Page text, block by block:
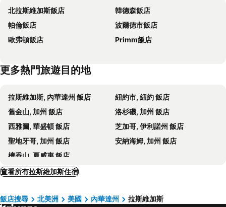
Motel 6 Las Vegas, NV - Strip
AC Hotels by Marriott Las Vegas Symphony Park
Palace Station Hotel and Casino
Motel 6 Las Vegas, NV - Boulder Hwy
El Cortez Hotel and Casino
Ellis Island Hotel Casino & Brewery
Plaza & Casino
Holiday Inn Express & Suites Henderson By Ihg
Downtown Grand Hotel & Casino
Ahern Hotel and Event Center
The Westin Las Vegas Hotel & Spa
Suites at Elara Las Vegas Center Strip-No Resort Fees
TownePlace Suites by Marriott Las Vegas Stadium District
Goroomgo Blue Moon Bhimtal
The Vanderpump Las Vegas Hotel & Casino - A Caesars Rewards Destination
Best Western Plus Casino Royale - Center Strip
Fremont Hotel & Casino
MainStay Suites Las Vegas Convention Center
SpringHill Suites by Marriott Las Vegas Convention Center
Buca di Beppo - Excalibur
Mandalay Bay Theater
弗銳曼街大體驗
Golden Gate Casino
Fremont Country Club
Lied Discovery Children's Museum
Clark County Government Center
Eiffel Tower
COSMOPROF NORTH AMERICA
MINEXPO INTERNATIONAL
北拉斯維加斯飯店
韓德森飯店
帕倫飯店
波爾德市飯店
歐弗頓飯店
Primm飯店
更多熱門旅遊目的地
拉斯維加斯, 內華達州 飯店
紐約市, 紐約 飯店
舊金山, 加州 飯店
洛杉磯, 加州 飯店
西雅圖, 華盛頓 飯店
芝加哥, 伊利諾州 飯店
聖地牙哥, 加州 飯店
安納海姆, 加州 飯店
檀香山, 夏威夷 飯店
查看所有拉斯維加斯住宿
飯店搜尋 北美洲 美國 內華達州 拉斯維加斯